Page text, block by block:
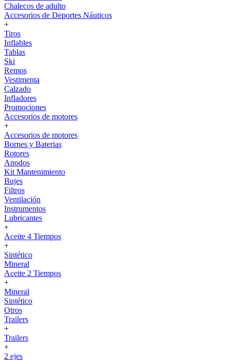
Chalecos de adulto
Accesorios de Deportes Náuticos
+
Tiros
Inflables
Tablas
Ski
Remos
Vestimenta
Calzado
Infladores
Promociones
Accesorios de motores
+
Accesorios de motores
Bornes y Baterias
Rotores
Anodos
Kit Mantenimiento
Bujes
Filtros
Ventilación
Instrumentos
Lubricantes
+
Aceite 4 Tiempos
+
Sintético
Mineral
Aceite 2 Tiempos
+
Mineral
Sintético
Otros
Trailers
+
Trailers
+
2 ejes